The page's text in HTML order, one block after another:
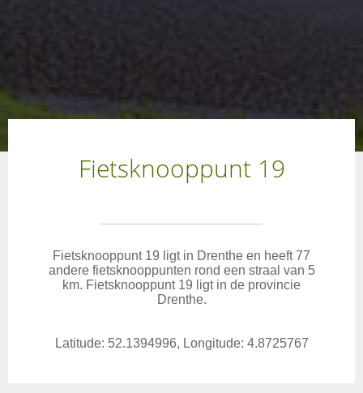
Fietsknooppunt 19
Fietsknooppunt 19 ligt in Drenthe en heeft 77
andere fietsknooppunten rond een straal van 5
km. Fietsknooppunt 19 ligt in de provincie
Drenthe.
Latitude: 52.1394996, Longitude: 4.8725767